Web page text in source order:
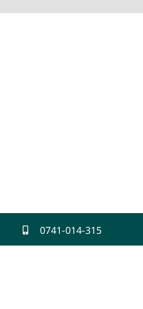
0741-014-315